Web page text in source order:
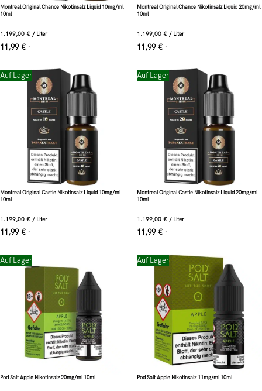
Montreal Original Chance Nikotinsalz Liquid 10mg/ml
10ml
1.199,00 € / Liter
11,99 € *
Montreal Original Chance Nikotinsalz Liquid 20mg/ml
10ml
1.199,00 € / Liter
11,99 € *
Auf Lager
Montreal Original Castle Nikotinsalz Liquid 10mg/ml
10ml
1.199,00 € / Liter
11,99 € *
Auf Lager
Montreal Original Castle Nikotinsalz Liquid 20mg/ml
10ml
1.199,00 € / Liter
11,99 € *
Auf Lager
Pod Salt Apple Nikotinsalz 20mg/ml 10ml
Auf Lager
Pod Salt Apple Nikotinsalz 11mg/ml 10ml